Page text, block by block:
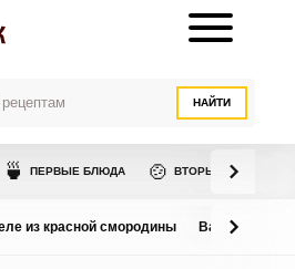
НАЙТИ
🍵 ПЕРВЫЕ БЛЮДА 🍲 ВТОРЫЕ БЛЮДА
из красной смородины Варенье из